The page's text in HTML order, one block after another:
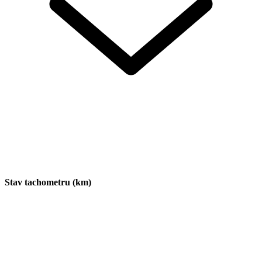
Stav tachometru (km)